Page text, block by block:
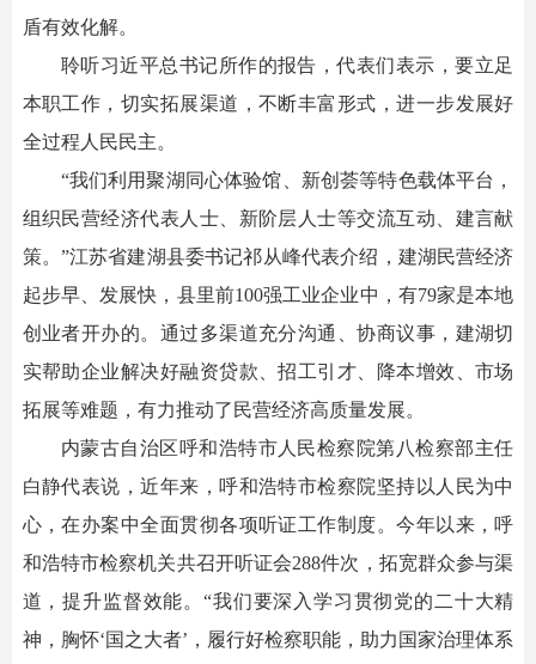
盾有效化解。
聆听习近平总书记所作的报告，代表们表示，要立足
本职工作，切实拓展渠道，不断丰富形式，进一步发展好
全过程人民民主。
“我们利用聚湖同心体验馆、新创荟等特色载体平台，
组织民营经济代表人士、新阶层人士等交流互动、建言献
策。”江苏省建湖县委书记祁从峰代表介绍，建湖民营经济
起步早、发展快，县里前100强工业企业中，有79家是本地
创业者开办的。通过多渠道充分沟通、协商议事，建湖切
实帮助企业解决好融资贷款、招工引才、降本增效、市场
拓展等难题，有力推动了民营经济高质量发展。
内蒙古自治区呼和浩特市人民检察院第八检察部主任
白静代表说，近年来，呼和浩特市检察院坚持以人民为中
心，在办案中全面贯彻各项听证工作制度。今年以来，呼
和浩特市检察机关共召开听证会288件次，拓宽群众参与渠
道，提升监督效能。“我们要深入学习贯彻党的二十大精
神，胸怀‘国之大者’，履行好检察职能，助力国家治理体系